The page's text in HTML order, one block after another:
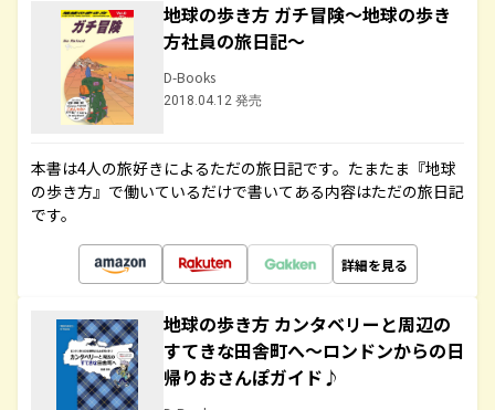
地球の歩き方 ガチ冒険～地球の歩き
方社員の旅日記～
D-Books
2018.04.12 発売
本書は4人の旅好きによるただの旅日記です。たまたま『地球
の歩き方』で働いているだけで書いてある内容はただの旅日記
です。
詳細を見る
地球の歩き方 カンタベリーと周辺の
すてきな田舎町へ～ロンドンからの日
帰りおさんぽガイド♪